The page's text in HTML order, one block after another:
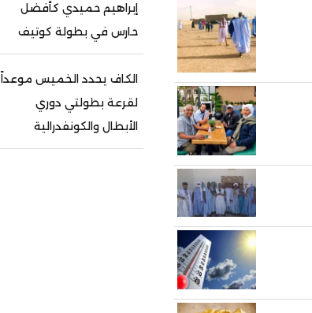
إبراهيم حميدي كأفضل
حارس في بطولة كوتيف
الكاف يحدد الخميس موعداً
لقرعة بطولتي دوري
الأبطال والكونفدرالية